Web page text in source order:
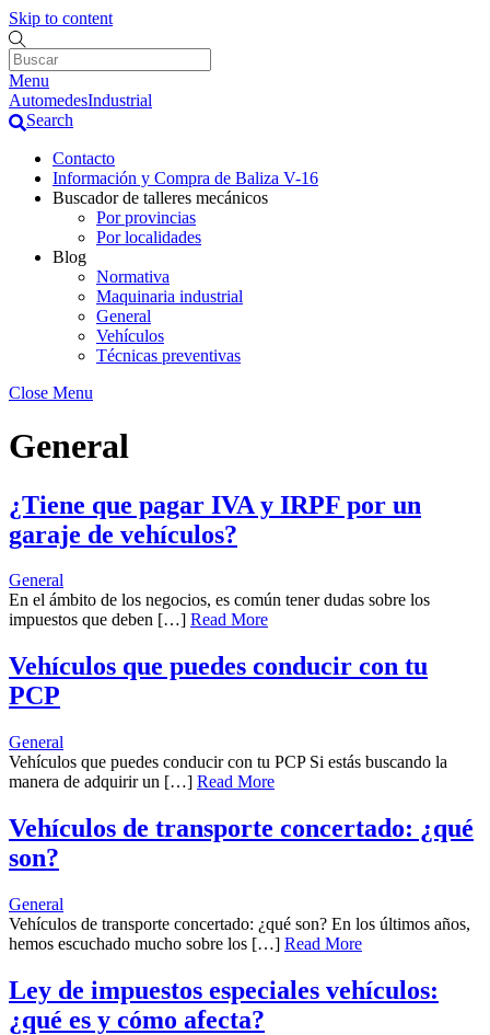
Skip to content
Menu
AutomedesIndustrial
Search
Contacto
Información y Compra de Baliza V-16
Buscador de talleres mecánicos
Por provincias
Por localidades
Blog
Normativa
Maquinaria industrial
General
Vehículos
Técnicas preventivas
Close Menu
General
¿Tiene que pagar IVA y IRPF por un
garaje de vehículos?
General
En el ámbito de los negocios, es común tener dudas sobre los
impuestos que deben […] Read More
Vehículos que puedes conducir con tu
PCP
General
Vehículos que puedes conducir con tu PCP Si estás buscando la
manera de adquirir un […] Read More
Vehículos de transporte concertado: ¿qué
son?
General
Vehículos de transporte concertado: ¿qué son? En los últimos años,
hemos escuchado mucho sobre los […] Read More
Ley de impuestos especiales vehículos:
¿qué es y cómo afecta?